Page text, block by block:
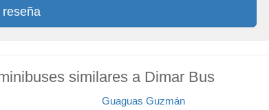
similares a Dimar Bus
Guaguas Guzmán